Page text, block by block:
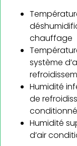
chauffage
système
Humidité
de
conditionné
Humidité
d’air